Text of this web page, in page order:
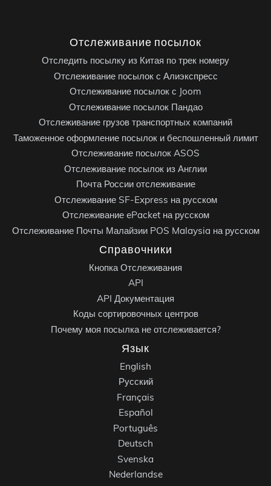
Отслеживание посылок
Отследить посылку из Китая по трек номеру
Отслеживание посылок с Алиэкспресс
Отслеживание посылок с Joom
Отслеживание посылок Пандао
Отслеживание грузов транспортных компаний
Таможенное оформление посылок и беспошленный лимит
Отслеживание посылок ASOS
Отслеживание посылок из Англии
Почта России отслеживание
Отслеживание SF-Express на русском
Отслеживание ePacket на русском
Отслеживание Почты Малайзии POS Malaysia на русском
Справочники
Кнопка Отслеживания
API
API Документация
Коды сортировочных центров
Почему моя посылка не отслеживается?
Язык
English
Русский
Français
Español
Português
Deutsch
Svenska
Nederlandse